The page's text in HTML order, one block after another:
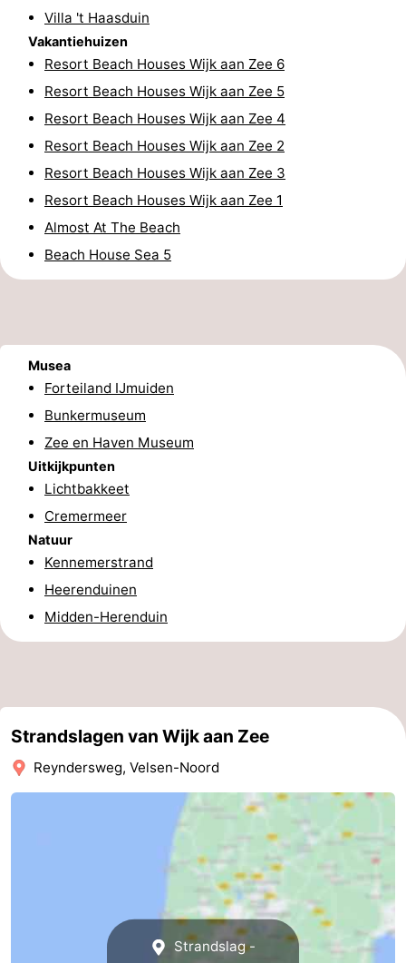
Schoorlse
Duinen
Bergen
aan
Zee
Bergen
Alkmaar
Egmond
aan
Zee
Noordhollands
duinreservaat
Natuur
Zuid-
Amsterdam
Zandvoort
Zuid-
Holland
Leiden
Bollenstreek
Natuur
Hollands
Duin
Noordwijk
Katwijk
Haag
Rotterdam
-
Contact
Villa 't Haasduin
Vakantiehuizen
Resort Beach Houses Wijk aan Zee 6
Resort Beach Houses Wijk aan Zee 5
Resort Beach Houses Wijk aan Zee 4
Resort Beach Houses Wijk aan Zee 2
Resort Beach Houses Wijk aan Zee 3
Resort Beach Houses Wijk aan Zee 1
Almost At The Beach
Beach House Sea 5
Musea
Forteiland IJmuiden
Bunkermuseum
Zee en Haven Museum
Uitkijkpunten
Lichtbakkeet
Cremermeer
Natuur
Kennemerstrand
Heerenduinen
Midden-Herenduin
Strandslagen van Wijk aan Zee
Reyndersweg, Velsen-Noord
Strandslag -